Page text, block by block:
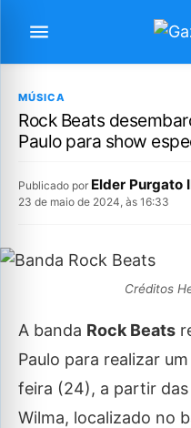
MÚSICA
Rock Beats
Paulo para show
Publicado por Elder Purgato
23 de maio de 2024, às 16:33
Créditos
A banda Rock Beats
Paulo para realizar
feira (24), a partir
Wilma, localizado no